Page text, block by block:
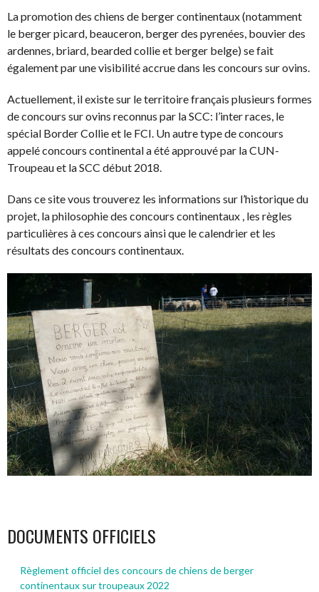
La promotion des chiens de berger continentaux (notamment
le berger picard, beauceron, berger des pyrenées, bouvier des
ardennes, briard, bearded collie et berger belge) se fait
également par une visibilité accrue dans les concours sur ovins.
Actuellement, il existe sur le territoire français plusieurs formes
de concours sur ovins reconnus par la SCC: l’inter races, le
spécial Border Collie et le FCI. Un autre type de concours
appelé concours continental a été approuvé par la CUN-
Troupeau et la SCC début 2018.
Dans ce site vous trouverez les informations sur l’historique du
projet, la philosophie des concours continentaux , les règles
particulières à ces concours ainsi que le calendrier et les
résultats des concours continentaux.
DOCUMENTS OFFICIELS
Règlement officiel des concours de chiens de berger
continentaux sur troupeaux 2022